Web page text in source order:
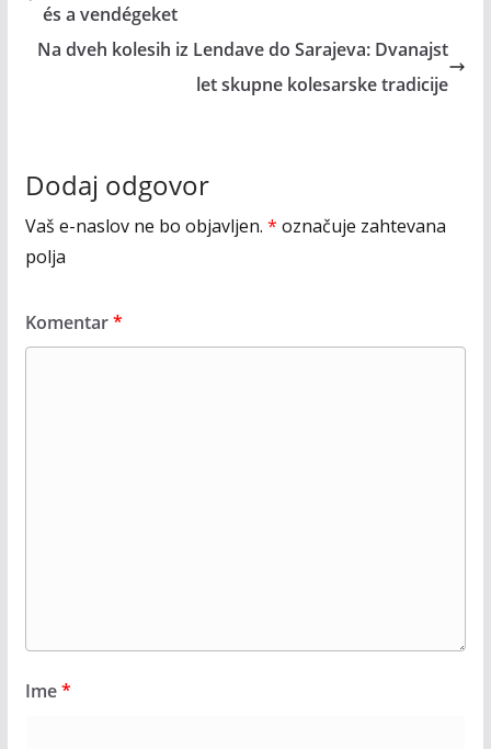
és a vendégeket
Na dveh kolesih iz Lendave do Sarajeva: Dvanajst
let skupne kolesarske tradicije
Dodaj odgovor
Vaš e-naslov ne bo objavljen. * označuje zahtevana
polja
Komentar*
Ime*